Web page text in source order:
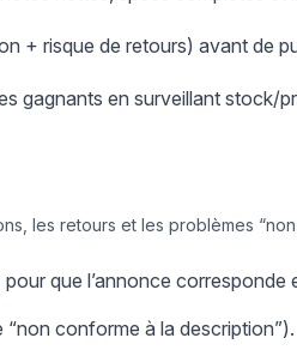
+ risque de retours) avant de
gagnants en surveillant stock/
les retours et les problèmes
que l’annonce corresponde
conforme à la description”).